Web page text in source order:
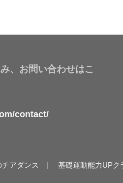
、お問い合わせはこ
contact/
チアダンス 基礎運動能力UPク